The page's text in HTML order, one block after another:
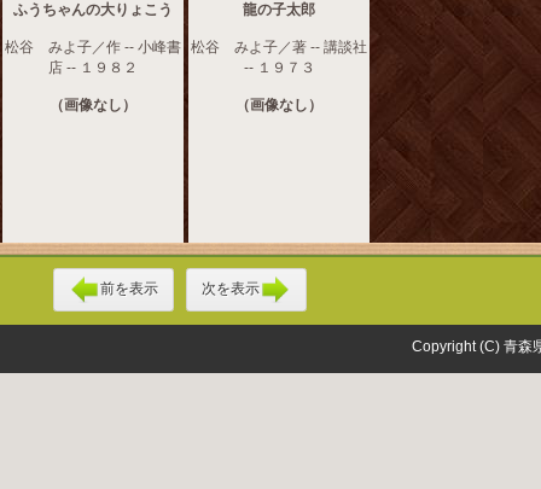
ふうちゃんの大りょこう
松谷 みよ子／作 -- 小峰書
店 -- １９８２
（画像なし）
龍の子太郎
松谷 みよ子／著 -- 講談社
-- １９７３
（画像なし）
前を表示 次を表示
Copyright (C) 青森